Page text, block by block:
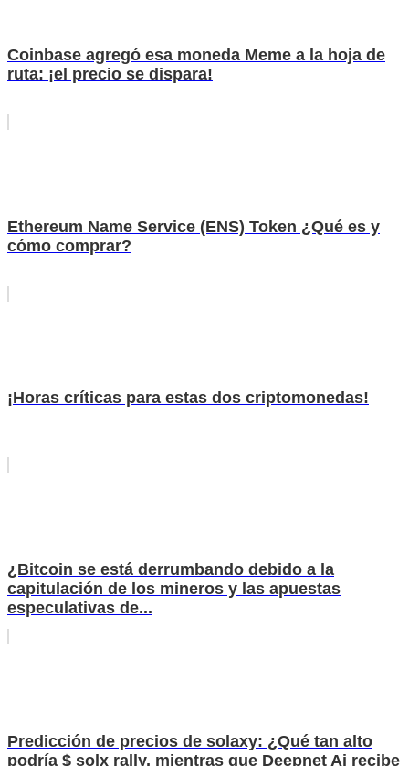
Coinbase agregó esa moneda Meme a la hoja de
ruta: ¡el precio se dispara!
Ethereum Name Service (ENS) Token ¿Qué es y
cómo comprar?
¡Horas críticas para estas dos criptomonedas!
¿Bitcoin se está derrumbando debido a la
capitulación de los mineros y las apuestas
especulativas de...
Predicción de precios de solaxy: ¿Qué tan alto
podría $ solx rally, mientras que Deepnet Ai recibe